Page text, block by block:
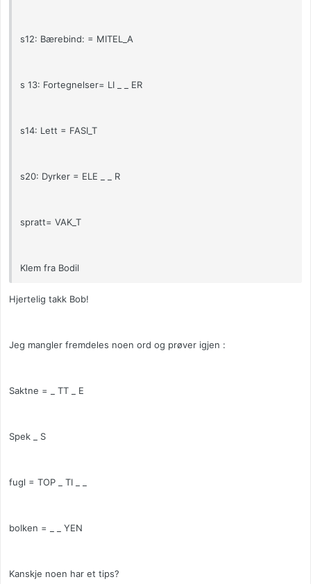
s12: Bærebind: = MITEL_A
s 13: Fortegnelser= LI _ _ ER
s14: Lett = FASI_T
s20: Dyrker = ELE _ _ R
spratt= VAK_T
Klem fra Bodil
Hjertelig takk Bob!
Jeg mangler fremdeles noen ord og prøver igjen :
Saktne = _ TT _ E
Spek _ S
fugl = TOP _ TI _ _
bolken = _ _ YEN
Kanskje noen har et tips?